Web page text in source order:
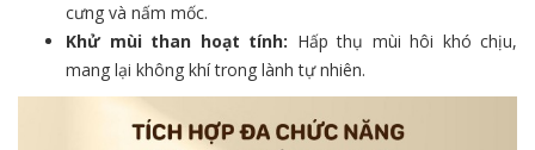
cưng và nấm mốc.
Khử mùi than hoạt tính: Hấp thụ mùi hôi khó chịu,
mang lại không khí trong lành tự nhiên.